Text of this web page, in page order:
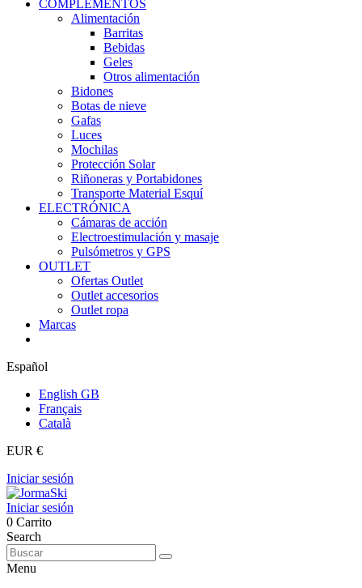
COMPLEMENTOS
Alimentación
Barritas
Bebidas
Geles
Otros alimentación
Bidones
Botas de nieve
Gafas
Luces
Mochilas
Protección Solar
Riñoneras y Portabidones
Transporte Material Esquí
ELECTRÓNICA
Cámaras de acción
Electroestimulación y masaje
Pulsómetros y GPS
OUTLET
Ofertas Outlet
Outlet accesorios
Outlet ropa
Marcas
Español
English GB
Français
Català
EUR €
Iniciar sesión
Iniciar sesión
0 Carrito
Search
Menu